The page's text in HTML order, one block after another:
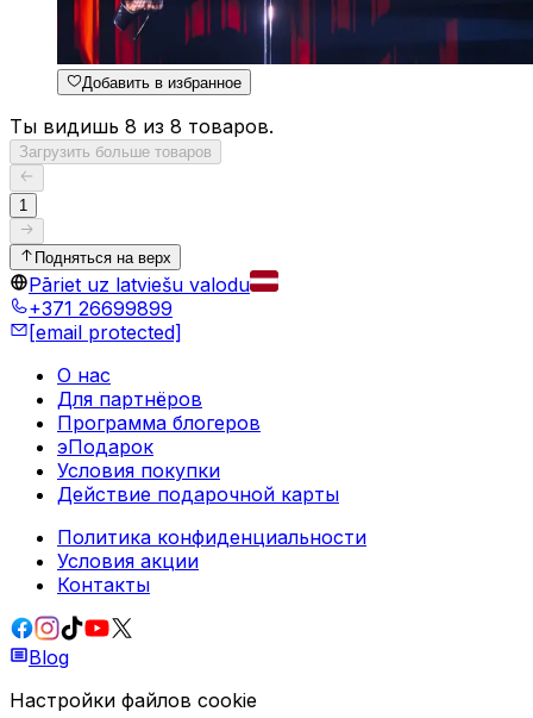
Добавить в избранное
Ты видишь 8 из 8 товаров.
Загрузить больше товаров
1
Подняться на верх
Pāriet uz latviešu valodu
+371 26699899
[email protected]
О нас
Для партнёров
Программа блогеров
эПодарок
Условия покупки
Действие подарочной карты
Политика конфиденциальности
Условия акции
Контакты
Blog
Настройки файлов cookie